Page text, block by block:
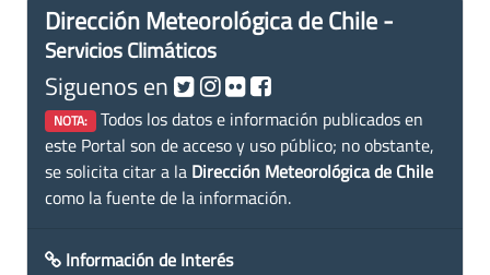
Dirección Meteorológica de Chile -
Servicios Climáticos
Siguenos en
NOTA: Todos los datos e información publicados en
este Portal son de acceso y uso público; no obstante,
se solicita citar a la Dirección Meteorológica de Chile
como la fuente de la información.
Información de Interés